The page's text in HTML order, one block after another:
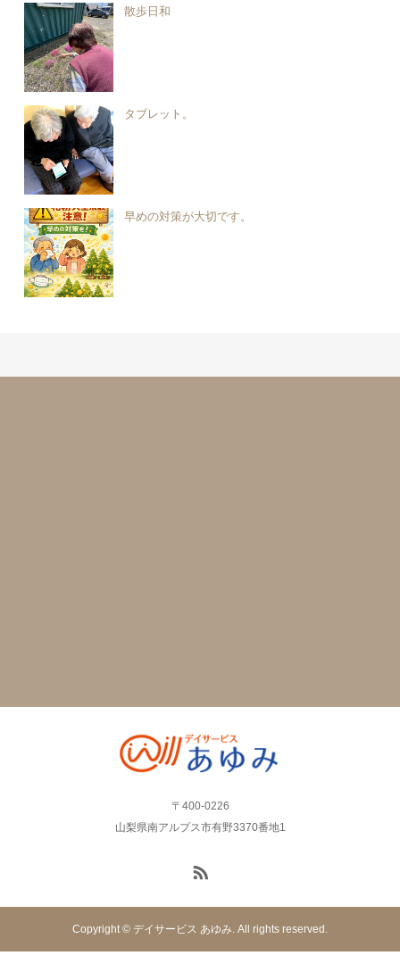
散歩日和
タブレット。
早めの対策が大切です。
〒400-0226
山梨県南アルプス市有野3370番地1
Copyright © デイサービス あゆみ. All rights reserved.